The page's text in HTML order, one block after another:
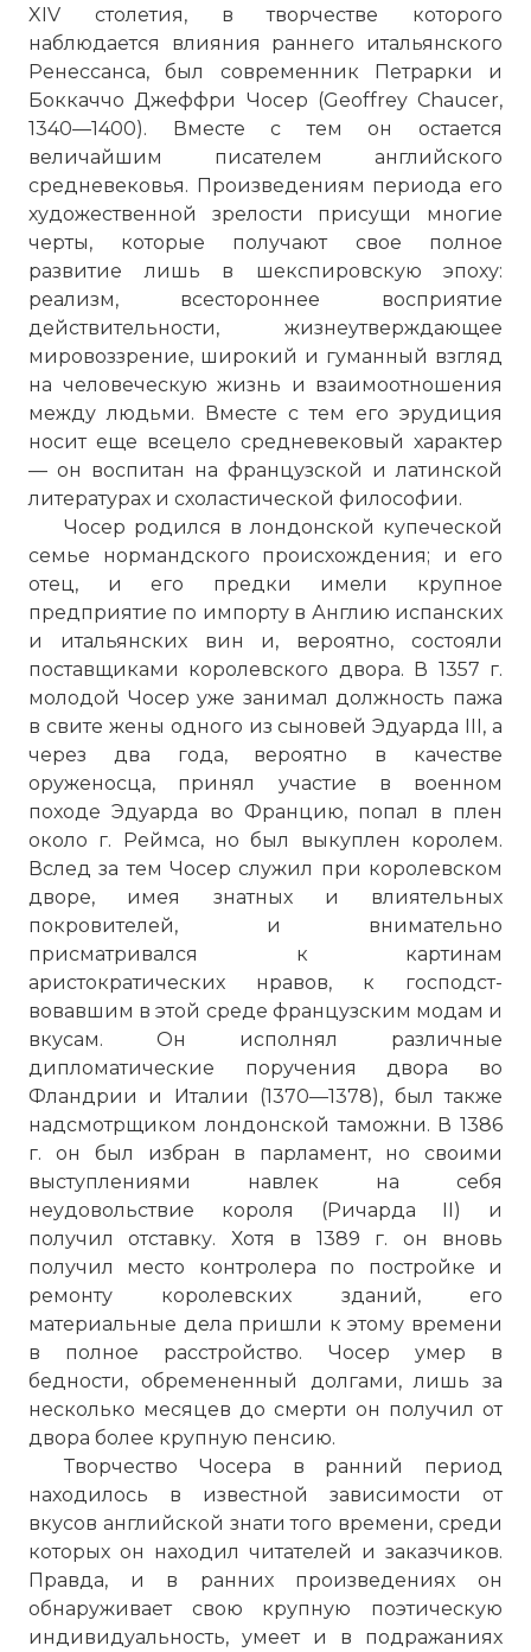
XIV столетия, в творчестве которого
наблюдается влияния раннего итальянского
Ренессанса, был современник Петрарки и
Боккаччо Джеффри Чосер (Geoffrey Chaucer,
1340—1400). Вместе с тем он остается
величайшим писателем английского
средневековья. Произведениям периода его
художественной зрелости присущи многие
черты, которые получают свое полное
развитие лишь в шекспировскую эпоху:
реализм, всестороннее восприятие
действительности, жизнеутверждающее
мировоззрение, широкий и гуманный взгляд
на человеческую жизнь и взаимо­отношения
между людьми. Вместе с тем его эрудиция
носит еще всецело средневековый характер
— он воспитан на французской и латинской
литературах и схоластической философии.
Чосер родился в лондонской купеческой
семье нормандского происхождения; и его
отец, и его предки имели крупное
предприятие по импорту в Англию испанских
и итальянских вин и, вероятно, состояли
поставщиками королевского двора. В 1357 г.
молодой Чосер уже занимал должность пажа
в свите жены одного из сыновей Эдуарда III, а
через два года, вероятно в качестве
оруженосца, принял участие в военном
походе Эдуарда во Францию, попал в плен
около г. Реймса, но был выкуплен королем.
Вслед за тем Чосер служил при королевском
дворе, имея знатных и влиятельных
покровителей, и внимательно
присматривался к картинам
аристократических нравов, к господст­
вовавшим в этой среде французским модам и
вкусам. Он исполнял различные
дипломатические поручения двора во
Фландрии и Италии (1370—1378), был также
надсмотрщиком лондонской таможни. В 1386
г. он был избран в парламент, но своими
выступлениями навлек на себя
неудовольствие короля (Ричарда II) и
получил отставку. Хотя в 1389 г. он вновь
получил место контролера по постройке и
ремонту королевских зданий, его
материальные дела пришли к этому времени
в полное расстройство. Чосер умер в
бедности, обремененный долгами, лишь за
несколько месяцев до смерти он получил от
двора более крупную пенсию.
Творчество Чосера в ранний период
находилось в известной зависимости от
вкусов английской знати того времени, среди
которых он находил читателей и заказчиков.
Правда, и в ранних произведениях он
обнаруживает свою крупную поэтическую
индивидуальность, умеет и в подражаниях